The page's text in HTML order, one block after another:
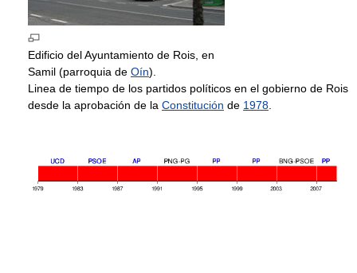
Edificio del Ayuntamiento de Rois, en
Samil (parroquia de Oín).
Linea de tiempo de los partidos políticos en el gobierno de Rois
desde la aprobación de la Constitución de 1978.